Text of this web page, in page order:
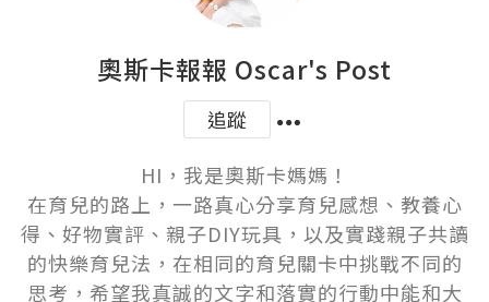
奧斯卡報報 Oscar's Post
追蹤
HI，我是奧斯卡媽媽！
在育兒的路上，一路真心分享育兒感想、教養心
得、好物實評、親子DIY玩具，以及實踐親子共讀
的快樂育兒法，在相同的育兒關卡中挑戰不同的
思考，希望我真誠的文字和落實的行動中能和大